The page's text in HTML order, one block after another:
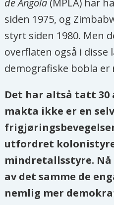
de Angola (MPLA) har
siden 1975, og
styrt siden 1980. Men
overflaten også i disse
demografiske bobla er
Det har altså tatt 30
makta ikke er en
utfordret
mindretallsstyre.
av det samme de
nemlig mer